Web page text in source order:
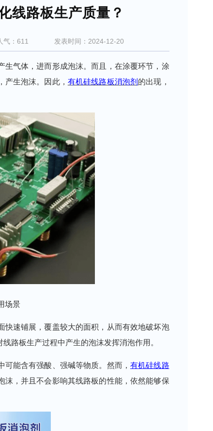
线路板生产质量？
气：611 发表时间： 2024-12-20
气体，进而形成泡沫。而且，在涂覆环节，涂
生泡沫。 因此， 有机硅线路板消泡剂 的出现，
场景
快速铺展，覆盖较大的面积，从而有效地破坏泡
路板生产过程中产生的泡沫发挥消泡作用。
能含有强酸、强碱等物质。 然而， 有机硅线路
，并且不会影响其线路板的性能，依然能够保